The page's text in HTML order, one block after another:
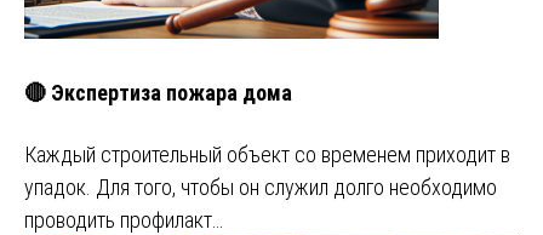
🔴 Экспертиза пожара дома
Каждый строительный объект со временем приходит в
упадок. Для того, чтобы он служил долго необходимо
проводить профилакт…